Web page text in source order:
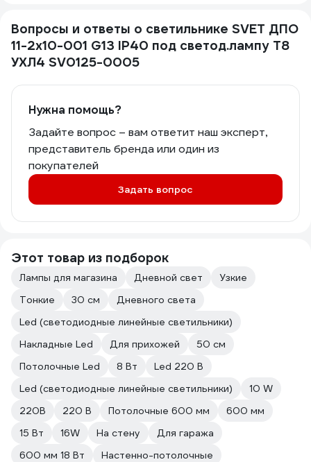
Вопросы и ответы о светильнике SVET ДПО
11-2х10-001 G13 IP40 под светод.лампу T8
УХЛ4 SV0125-0005
Нужна помощь?
Задайте вопрос – вам ответит наш эксперт,
представитель бренда или один из
покупателей
Задать вопрос
Этот товар из подборок
Лампы для магазина Дневной свет
Узкие
Тонкие
30 см
Дневного света
Led (светодиодные линейные светильники)
Накладные Led
Для прихожей
50 см
Потолочные Led
8 Вт
Led 220 В
Led (светодиодные линейные светильники)
10 W
220В
220 В Потолочные 600 мм
600 мм
15 Вт
16W На стену
Для гаража
600 мм 18 Вт
Настенно-потолочные